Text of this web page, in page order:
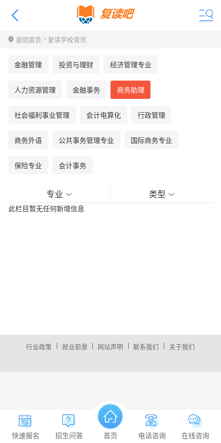
返回首页 > 复读学校资讯
金融管理 投资与理财 经济管理专业
人力资源管理 金融事务 商务助理
社会福利事业管理 会计电算化 行政管理
商务外语 公共事务管理专业 国际商务专业
保险专业 会计事务
专业 类型
此栏目暂无任何新增信息
行业政策 | 就业前景 | 网站声明 | 联系我们 | 关于我们
快速报名 招生问答 首页 电话咨询 在线咨询